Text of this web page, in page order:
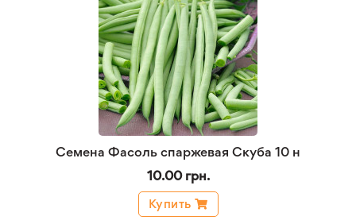
Семена Фасоль спаржевая Скуба 10 н
10.00 грн.
Купить